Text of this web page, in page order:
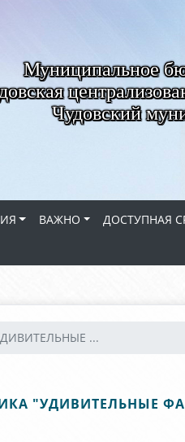
Муниципальное
Чудовский
ВАЖНО ДОСТУПНАЯ
...
"УДИВИТЕЛЬНЫЕ